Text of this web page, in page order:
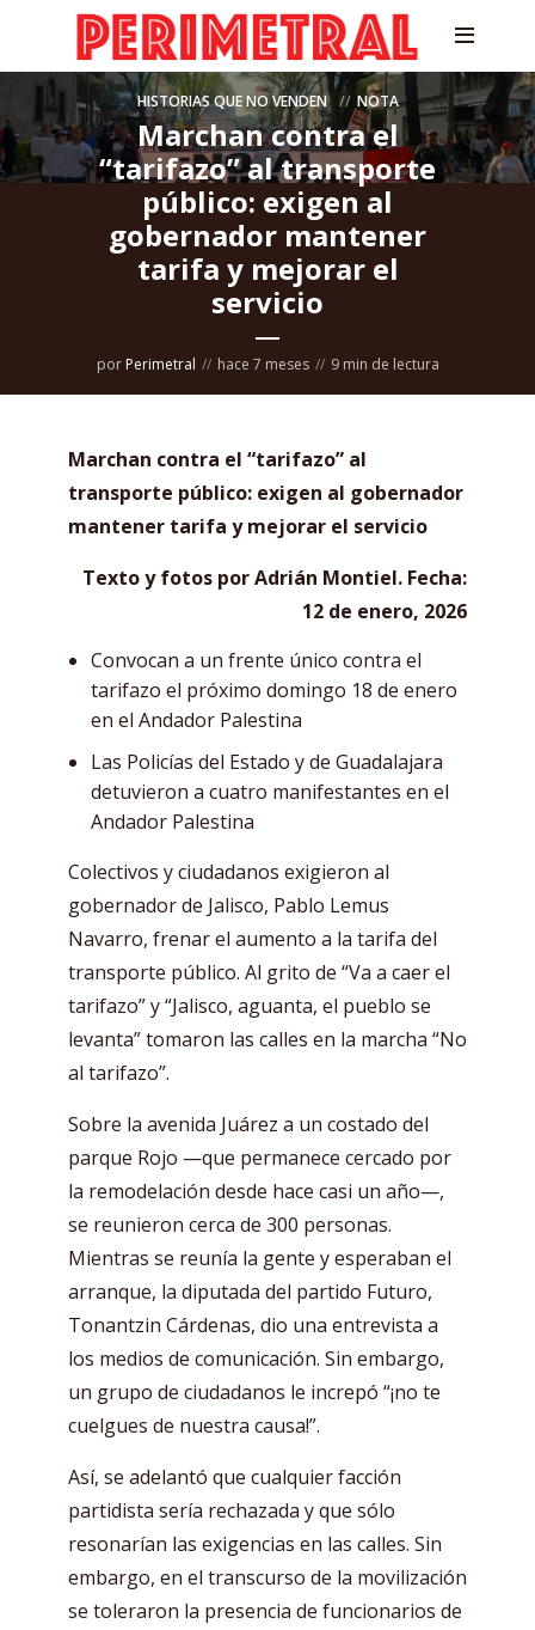
HISTORIAS QUE NO VENDEN NOTA
Marchan contra el
“tarifazo” al transporte
público: exigen al
gobernador mantener
tarifa y mejorar el
servicio
por Perimetral hace 7 meses 9 min de lectura
Marchan contra el “tarifazo” al
transporte público: exigen al gobernador
mantener tarifa y mejorar el servicio
Texto y fotos por Adrián Montiel. Fecha:
12 de enero, 2026
Convocan a un frente único contra el
tarifazo el próximo domingo 18 de enero
en el Andador Palestina
Las Policías del Estado y de Guadalajara
detuvieron a cuatro manifestantes en el
Andador Palestina
Colectivos y ciudadanos exigieron al
gobernador de Jalisco, Pablo Lemus
Navarro, frenar el aumento a la tarifa del
transporte público. Al grito de “Va a caer el
tarifazo” y “Jalisco, aguanta, el pueblo se
levanta” tomaron las calles en la marcha “No
al tarifazo”.
Sobre la avenida Juárez a un costado del
parque Rojo —que permanece cercado por
la remodelación desde hace casi un año—,
se reunieron cerca de 300 personas.
Mientras se reunía la gente y esperaban el
arranque, la diputada del partido Futuro,
Tonantzin Cárdenas, dio una entrevista a
los medios de comunicación. Sin embargo,
un grupo de ciudadanos le increpó “¡no te
cuelgues de nuestra causa!”.
Así, se adelantó que cualquier facción
partidista sería rechazada y que sólo
resonarían las exigencias en las calles. Sin
embargo, en el transcurso de la movilización
se toleraron la presencia de funcionarios de